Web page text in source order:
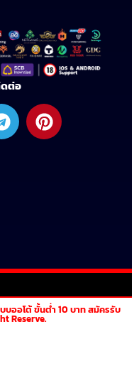
ต่อ
ออโต้ ขั้นต่ำ 10 บาท สมัครรับ
Reserve.